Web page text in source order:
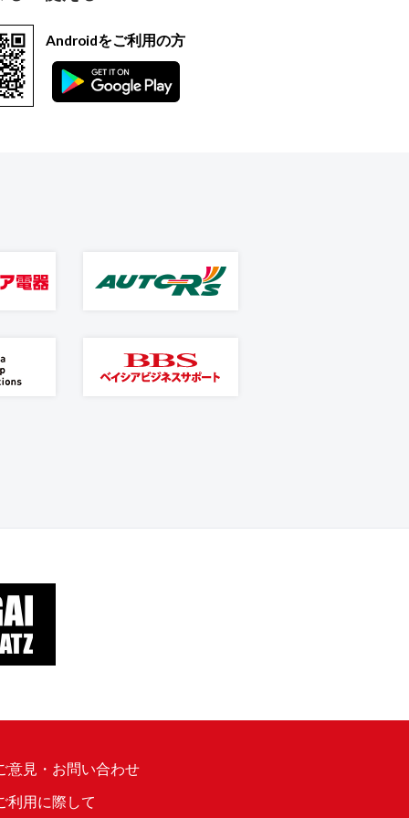
Androidをご利用の方
意見・お問い合わせ
利用に際して